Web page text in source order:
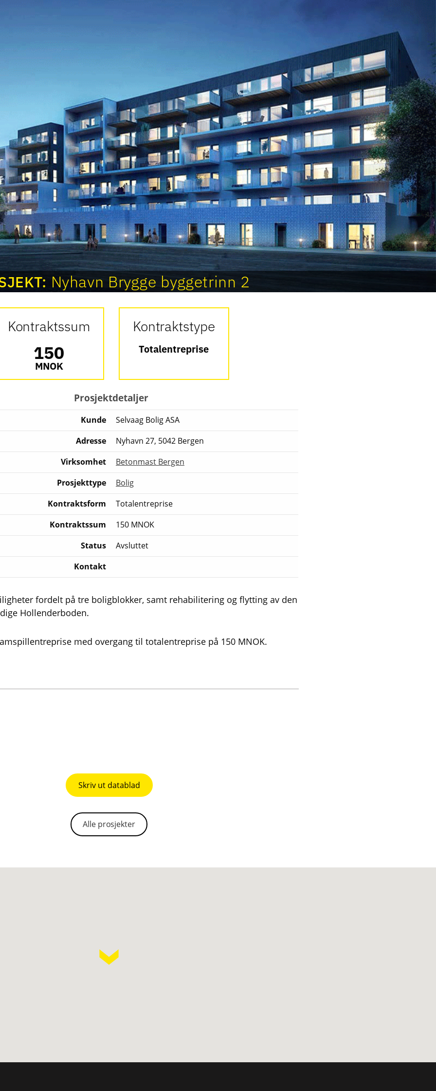
Nyhavn Brygge byggetrinn 2
Kontraktssum
150
MNOK
Kontraktstype
Totalentreprise
Prosjektdetaljer
Kunde
Selvaag Bolig ASA
Adresse
Nyhavn 27, 5042 Bergen
Virksomhet
Betonmast Bergen
Prosjekttype
Bolig
Kontraktsform
Totalentreprise
Kontraktssum
150 MNOK
Status
Avsluttet
Kontakt
fordelt på tre boligblokker, samt rehabilitering og flytting av den
Hollenderboden.
med overgang til totalentreprise på 150 MNOK.
Skriv ut datablad
Alle prosjekter